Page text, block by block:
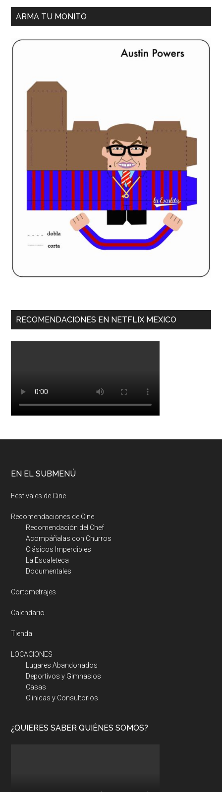
ARMA TU MONITO
RECOMENDACIONES EN NETFLIX MEXICO
EN EL SUBMENÚ
Festivales de Cine
Recomendaciones de Cine
Recomendación del Chef
Acompáñalas con Churros
Clásicos Imperdibles
La Escaleteca
Documentales
Cortometrajes
Calendario
Tienda
LOCACIONES
Lugares Abandonados
Deportivos y Gimnasios
Casas
Clinicas y Consultorios
¿QUIERES SABER QUIÉNES SOMOS?